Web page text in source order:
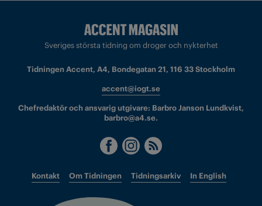
Sveriges största tidning om droger och nykterhet
Tidningen Accent, A4, Bondegatan 21, 116 33 Stockholm
accent@iogt.se
Chefredaktör och ansvarig utgivare: Barbro Janson Lundkvist,
barbro@a4.se.
Kontakt Om Tidningen Tidningsarkiv In English